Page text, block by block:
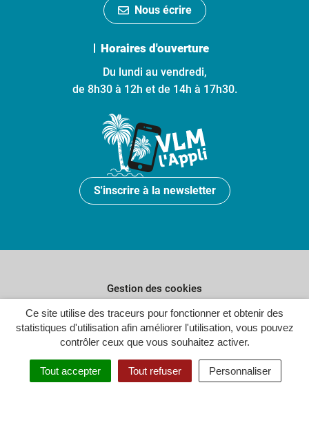
Ce site utilise des traceurs pour fonctionner et obtenir des
statistiques d'utilisation afin améliorer l'utilisation, vous pouvez
contrôler ceux que vous souhaitez activer.
Tout accepter Tout refuser Personnaliser
Nous écrire
Horaires d'ouverture
Du lundi au vendredi,
de 8h30 à 12h et de 14h à 17h30.
S'inscrire à la newsletter
Gestion des cookies
Plan du site
Politique de confidentialité
Crédits